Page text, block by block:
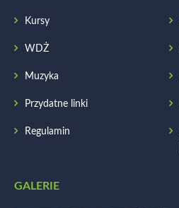
Kursy
WDŻ
Muzyka
Przydatne linki
Regulamin
GALERIE